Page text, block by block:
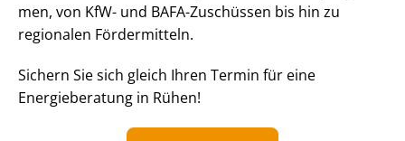
men, von KfW- und BAFA-Zuschüssen bis hin zu
regionalen Fördermitteln.
Sichern Sie sich gleich Ihren Termin für eine
Energieberatung in Rühen!